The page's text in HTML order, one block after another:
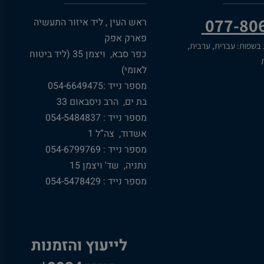
077-
בשפות: עברית, ערבית,
ראש העין , ליד איזור התעשיה
פארק אפק
כפר סבא, ויצמן 35 (ליד ביטוח
לאומי)
מספר נייד :054-6649475
בת ים, הרב ניסבאום 33
מספר נייד : 054-5484837
אשדוד, צה”ל 1
מספר נייד : 054-6799769
נתניה, שד' ויצמן 15
מספר נייד : 054-5478429
לייעוץ והזמנות